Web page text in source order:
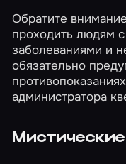
Обратите
проходить людям
заболеваниями и
обязательно
администратора